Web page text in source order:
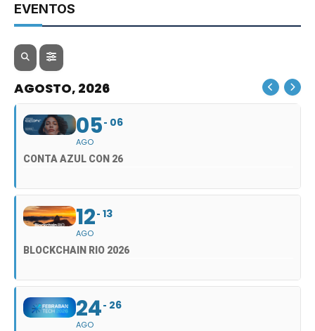
EVENTOS
AGOSTO, 2026
05
AGO
06
CONTA AZUL CON 26
12
AGO
13
BLOCKCHAIN RIO 2026
24
AGO
26